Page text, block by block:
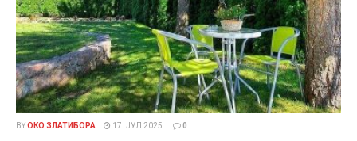
BYОКО ЗЛАТИБОРА 17. ЈУЛ 2025. 0